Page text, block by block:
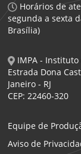
Horários de
segunda a sexta
Brasília)
IMPA -
Estrada Dona
Janeiro - RJ
CEP: 22460-320
Equipe de
Aviso de